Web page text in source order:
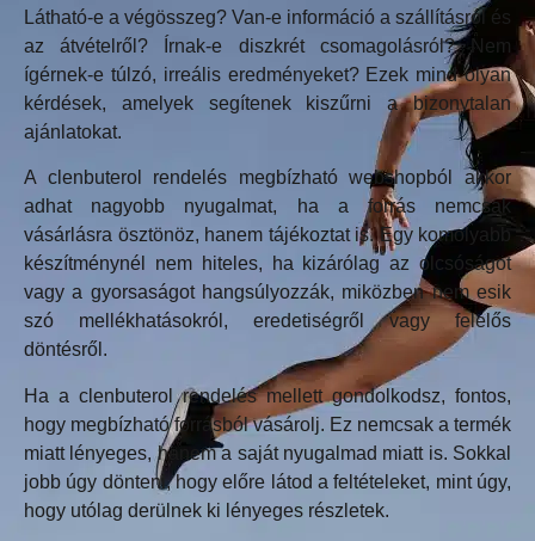
Látható-e a végösszeg? Van-e információ a szállításról és
az átvételről? Írnak-e diszkrét csomagolásról? Nem
ígérnek-e túlzó, irreális eredményeket? Ezek mind olyan
kérdések, amelyek segítenek kiszűrni a bizonytalan
ajánlatokat.
A clenbuterol rendelés megbízható webshopból akkor
adhat nagyobb nyugalmat, ha a forrás nemcsak
vásárlásra ösztönöz, hanem tájékoztat is. Egy komolyabb
készítménynél nem hiteles, ha kizárólag az olcsóságot
vagy a gyorsaságot hangsúlyozzák, miközben nem esik
szó mellékhatásokról, eredetiségről vagy felelős
döntésről.
Ha a clenbuterol rendelés mellett gondolkodsz, fontos,
hogy megbízható forrásból vásárolj. Ez nemcsak a termék
miatt lényeges, hanem a saját nyugalmad miatt is. Sokkal
jobb úgy dönteni, hogy előre látod a feltételeket, mint úgy,
hogy utólag derülnek ki lényeges részletek.